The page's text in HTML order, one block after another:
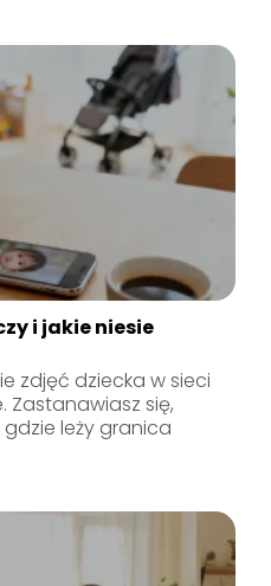
i jakie niesie
zdjęć dziecka w sieci
Zastanawiasz się,
leży granica